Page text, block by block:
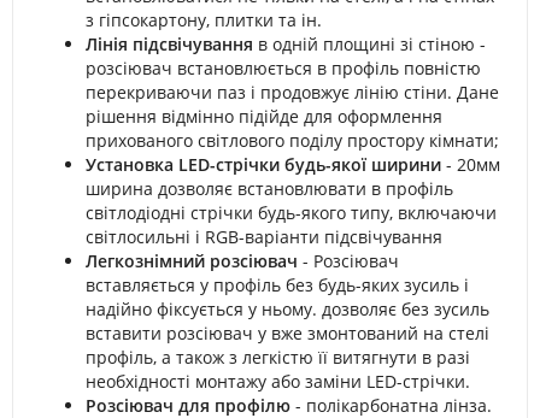
з гіпсокартону, плитки та ін.
Лінія підсвічування в одній площині зі стіною -
розсіювач встановлюється в профіль повністю
перекриваючи паз і продовжує лінію стіни. Дане
рішення відмінно підійде для оформлення
прихованого світлового поділу простору кімнати;
Установка LED-стрічки будь-якої ширини - 20мм
ширина дозволяє встановлювати в профіль
світлодіодні стрічки будь-якого типу, включаючи
світлосильні і RGB-варіанти підсвічування
Легкознімний розсіювач - Розсіювач
вставляється у профіль без будь-яких зусиль і
надійно фіксується у ньому. дозволяє без зусиль
вставити розсіювач у вже змонтований на стелі
профіль, а також з легкістю її витягнути в разі
необхідності монтажу або заміни LED-стрічки.
Розсіювач для профілю - полікарбонатна лінза.